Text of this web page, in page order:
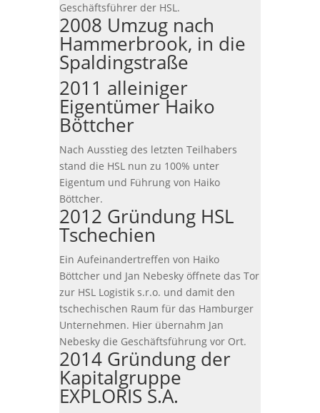
Geschäftsführer der HSL.
2008 Umzug nach
Hammerbrook, in die
Spaldingstraße
2011 alleiniger
Eigentümer Haiko
Böttcher
Nach Ausstieg des letzten Teilhabers
stand die HSL nun zu 100% unter
Eigentum und Führung von Haiko
Böttcher.
2012 Gründung HSL
Tschechien
Ein Aufeinandertreffen von Haiko
Böttcher und Jan Nebesky öffnete das Tor
zur HSL Logistik s.r.o. und damit den
tschechischen Raum für das Hamburger
Unternehmen. Hier übernahm Jan
Nebesky die Geschäftsführung vor Ort.
2014 Gründung der
Kapitalgruppe
EXPLORIS S.A.